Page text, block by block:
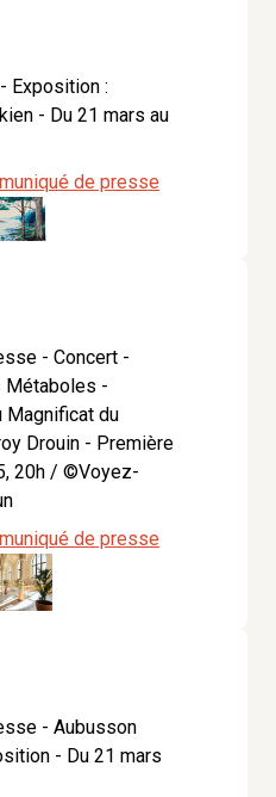
Exposition :
- Du 21 mars au
de presse
- Concert -
Métaboles -
Magnificat du
Drouin - Première
20h / ©Voyez-
de presse
- Aubusson
- Du 21 mars